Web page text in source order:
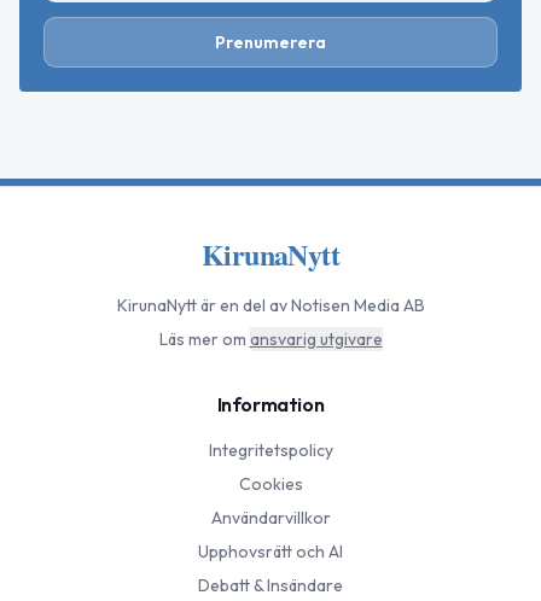
Prenumerera
KirunaNytt
KirunaNyttär en del av Notisen Media AB
Läs mer om ansvarig utgivare
Information
Integritetspolicy
Cookies
Användarvillkor
Upphovsrätt och AI
Debatt & Insändare